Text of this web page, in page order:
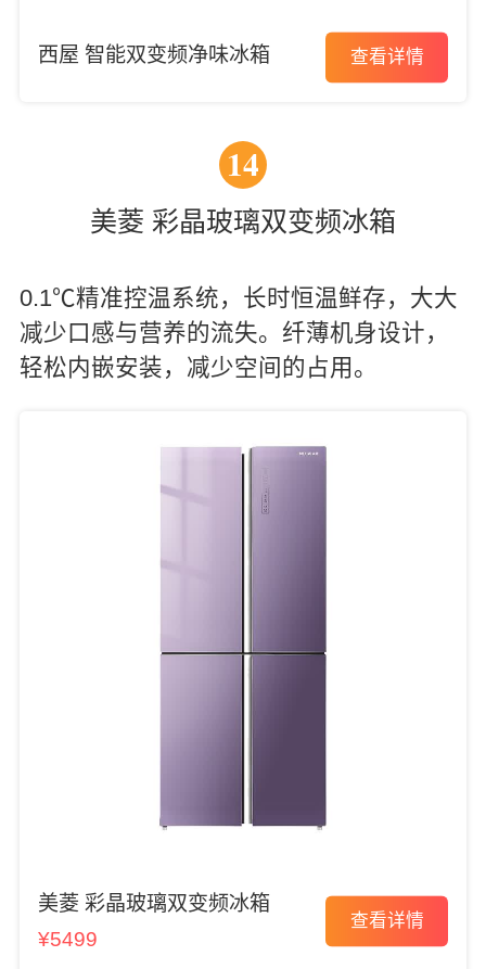
西屋 智能双变频净味冰箱 查看详情
14
美菱 彩晶玻璃双变频冰箱
0.1℃精准控温系统，长时恒温鲜存，大大
减少口感与营养的流失。纤薄机身设计，
轻松内嵌安装，减少空间的占用。
美菱 彩晶玻璃双变频冰箱
¥5499
查看详情